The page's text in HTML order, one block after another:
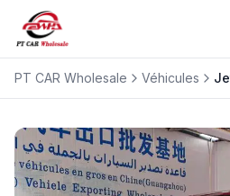
PT CAR Wholesale Véhicules